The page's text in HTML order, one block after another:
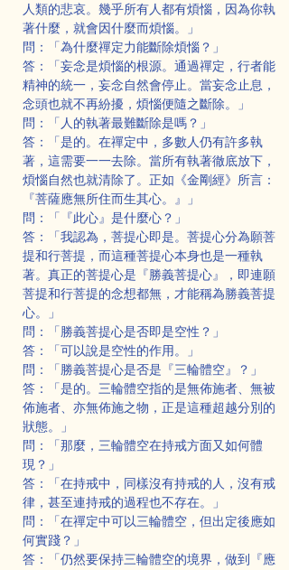
人類的悲哀。幾乎所有人都有煩惱，因為你執
著什麼，就會因什麼而煩惱。」
問：「為什麼禪定力能斷除煩惱？」
答：「妄念是煩惱的根源。通過禪定，行者能
精神的統一，妄念自然會停止。當妄念止息，
念頭也就不再紛擾，煩惱便隨之斷除。」
問：「人的執著最難斷除是嗎？」
答：「是的。在禪定中，多數人仍有許多執
著，這需要一一去除。當所有執著徹底放下，
煩惱自然也就清除了。正如《金剛經》所言：
『菩薩應無所住而生其心。』」
問：「『此心』是什麼心？」
答：「我認為，菩提心即是。菩提心分為願菩
提和行菩提，而這種菩提心本身也是一種執
著。真正的菩提心是『勝義菩提心』，即連願
菩提和行菩提的念想都無，才能稱為勝義菩提
心。」
問：「勝義菩提心是否即是空性？」
答：「可以說是空性的作用。」
問：「勝義菩提心是否是『三輪體空』？」
答：「是的。三輪體空指的是無佈施者、無被
佈施者、亦無佈施之物，正是這種超越分別的
狀態。」
問：「那麼，三輪體空在持戒方面又如何體
現？」
答：「在持戒中，同樣沒有持戒的人，沒有戒
律，甚至連持戒的過程也不存在。」
問：「在禪定中可以三輪體空，但出定後應如
何實踐？」
答：「仍然要保持三輪體空的境界，做到『應